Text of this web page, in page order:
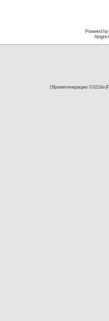
Powered
All right
[ Время генерации: 0.0214s